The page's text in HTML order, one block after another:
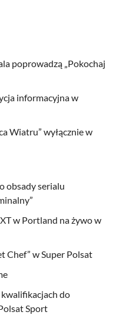
poprowadzą „Pokochaj
informacyjna w
Wiatru” wyłącznie w
obsady serialu
w Portland na żywo w
Chef” w Super Polsat
do
Sport